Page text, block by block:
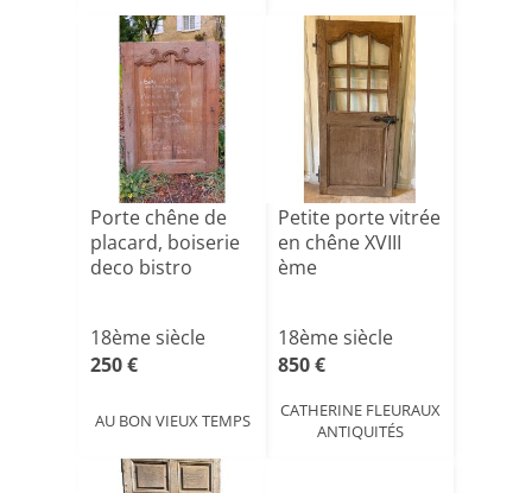
Porte chêne de
placard, boiserie
deco bistro
18ème siècle
250 €
AU BON VIEUX TEMPS
Petite porte vitrée
en chêne XVIII
ème
18ème siècle
850 €
CATHERINE FLEURAUX
ANTIQUITÉS